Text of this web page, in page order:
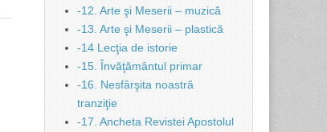
-12. Arte şi Meserii – muzică
-13. Arte şi Meserii – plastică
-14 Lecţia de istorie
-15. Învăţământul primar
-16. Nesfârşita noastră
tranziţie
-17. Ancheta Revistei Apostolul